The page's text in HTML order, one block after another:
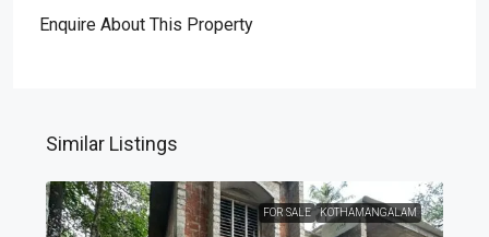
Enquire About This Property
Similar Listings
FOR SALE KOTHAMANGALAM